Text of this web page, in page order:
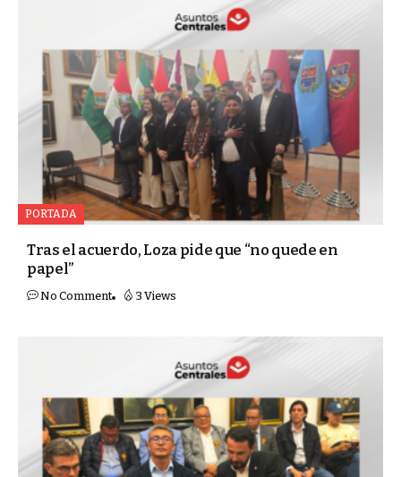
PORTADA
Tras el acuerdo, Loza pide que “no quede en
papel”
No Comment 3 Views